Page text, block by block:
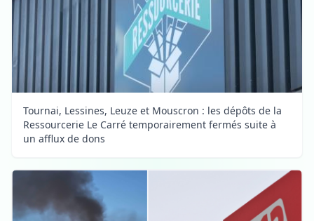
Tournai, Lessines, Leuze et Mouscron : les dépôts de la
Ressourcerie Le Carré temporairement fermés suite à
un afflux de dons